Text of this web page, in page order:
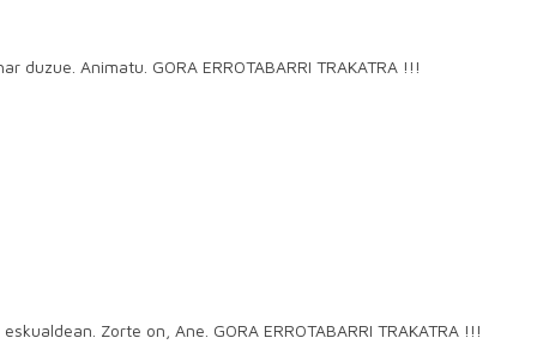
Animatu. GORA ERROTABARRI TRAKATRA !!!
Zorte on, Ane. GORA ERROTABARRI TRAKATRA !!!